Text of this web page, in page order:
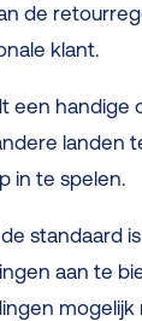
de
klant.
een handige
landen
in te spelen.
standaard
aan te
mogelijk